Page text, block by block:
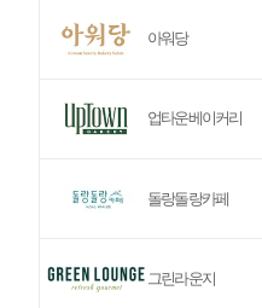
아워당
업타운베이커리
돌랑돌랑카페
그린라운지